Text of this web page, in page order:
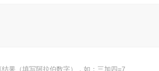
果（填写阿拉伯数字），如：三加四=7